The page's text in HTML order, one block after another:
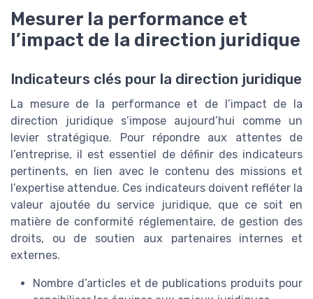
Mesurer la performance et
l’impact de la direction juridique
Indicateurs clés pour la direction juridique
La mesure de la performance et de l’impact de la
direction juridique s’impose aujourd’hui comme un
levier stratégique. Pour répondre aux attentes de
l’entreprise, il est essentiel de définir des indicateurs
pertinents, en lien avec le contenu des missions et
l’expertise attendue. Ces indicateurs doivent refléter la
valeur ajoutée du service juridique, que ce soit en
matière de conformité réglementaire, de gestion des
droits, ou de soutien aux partenaires internes et
externes.
Nombre d’articles et de publications produits pour